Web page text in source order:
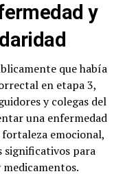
y
que había
en etapa 3,
y colegas del
una enfermedad
emocional,
significativos para